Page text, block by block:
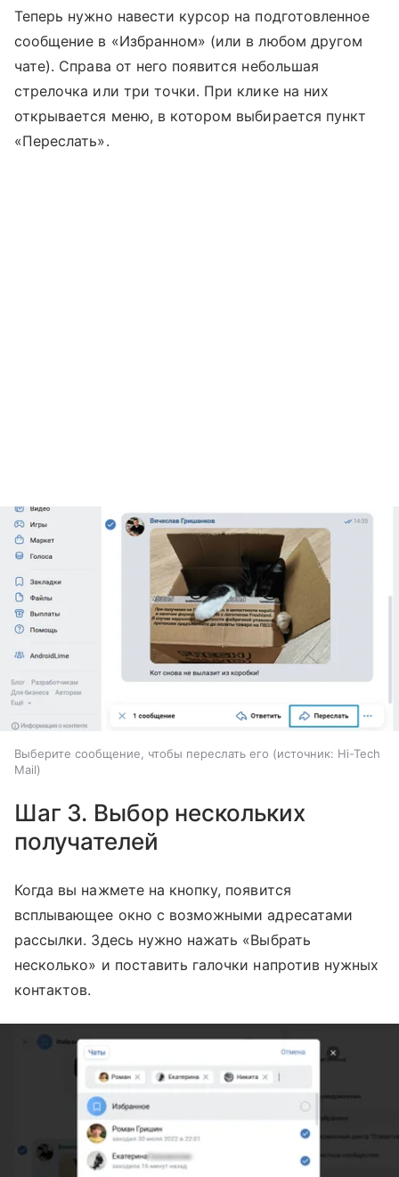
Теперь нужно навести курсор на подготовленное
сообщение в «Избранном» (или в любом другом
чате). Справа от него появится небольшая
стрелочка или три точки. При клике на них
открывается меню, в котором выбирается пункт
«Переслать».
Выберите сообщение, чтобы переслать его источник: Hi-Tech
Mail
Шаг 3. Выбор нескольких
получателей
Когда вы нажмете на кнопку, появится
всплывающее окно с возможными адресатами
рассылки. Здесь нужно нажать «Выбрать
несколько» и поставить галочки напротив нужных
контактов.